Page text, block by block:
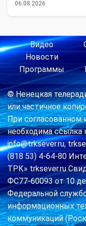
06.08.2026
Видео
Новости
Программы
© Ненецкая
или частичное
При согласованном
необходима ссылка
info@trksever.ru,
(818 53) 4-64-80
ТРК» trksever.ru
ФС77-60093 от 10
Федеральной
информационных
коммуникаций